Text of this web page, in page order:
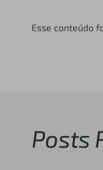
Esse conteúdo
Posts